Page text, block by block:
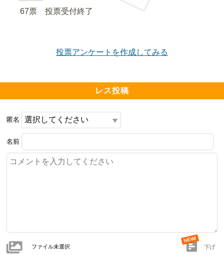
67票 投票受付終了
投票アンケートを作成してみる
レス投稿
匿名
名前
ファイル未選択 下げ